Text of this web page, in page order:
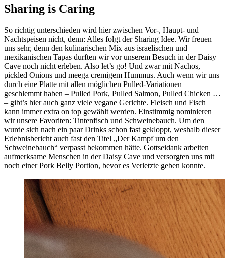
Sharing is Caring
So richtig unterschieden wird hier zwischen Vor-, Haupt- und
Nachtspeisen nicht, denn: Alles folgt der Sharing Idee. Wir freuen
uns sehr, denn den kulinarischen Mix aus israelischen und
mexikanischen Tapas durften wir vor unserem Besuch in der Daisy
Cave noch nicht erleben. Also let’s go! Und zwar mit Nachos,
pickled Onions und meega cremigem Hummus. Auch wenn wir uns
durch eine Platte mit allen möglichen Pulled-Variationen
geschlemmt haben – Pulled Pork, Pulled Salmon, Pulled Chicken …
– gibt’s hier auch ganz viele vegane Gerichte. Fleisch und Fisch
kann immer extra on top gewählt werden. Einstimmig nominieren
wir unsere Favoriten: Tintenfisch und Schweinebauch. Um den
wurde sich nach ein paar Drinks schon fast gekloppt, weshalb dieser
Erlebnisbericht auch fast den Titel „Der Kampf um den
Schweinebauch“ verpasst bekommen hätte. Gottseidank arbeiten
aufmerksame Menschen in der Daisy Cave und versorgten uns mit
noch einer Pork Belly Portion, bevor es Verletzte geben konnte.